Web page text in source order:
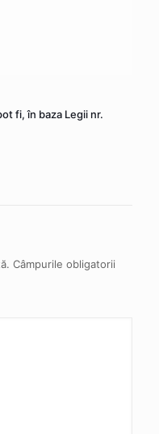
fi, în baza Legii nr.
Câmpurile obligatorii